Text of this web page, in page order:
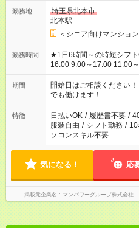
勤務地
埼玉県北本市
北本駅
＜シニア向けマンション
勤務時間
★1日6時間～の時短シフトOK ★スタート時間選べます！
16:00 9:00～17:00 11:00～19:00
場合、他のお仕事と合わ
ん ※法令に基づき、週20
となります ※労働者派遣
短時間・短期間の就業は
期間
開始日はご相談くださ
でも働けます！
特徴 日払いOK / 履歴書不要 /
服装自由 / シフト勤務 /
ソコンスキル不要
気になる！ 応
掲載元企業名 マンパワーグループ株式会社